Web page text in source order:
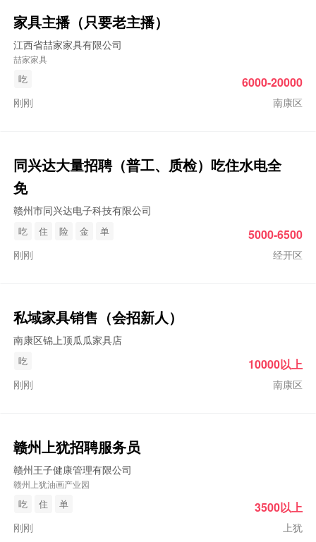
家具主播（只要老主播）
江西省喆家家具有限公司
喆家家具
吃
刚刚 南康区
6000-20000
同兴达大量招聘（普工、质检）吃住水电全
免
赣州市同兴达电子科技有限公司
吃 住 险 金 单
刚刚 经开区
5000-6500
私域家具销售（会招新人）
南康区锦上顶瓜瓜家具店
吃
刚刚 南康区
10000以上
赣州上犹招聘服务员
赣州王子健康管理有限公司
赣州上犹油画产业园
吃 住 单
刚刚 上犹
3500以上